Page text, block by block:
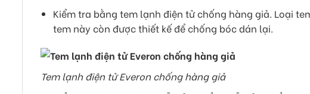
Kiểm tra bằng tem lạnh điện tử chống hàng giả. Loại
tem này còn được thiết kế để chống bóc dán lại.
Tem lạnh điện tử Everon chống hàng giả